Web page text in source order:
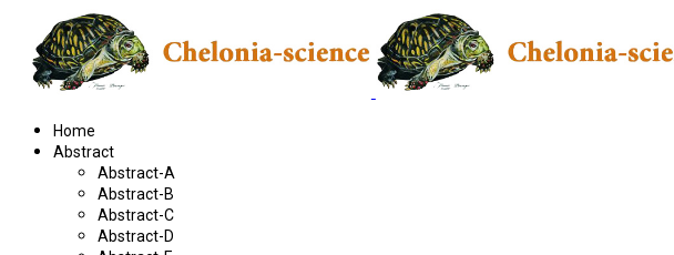
Home
Abstract
Abstract-A
Abstract-B
Abstract-C
Abstract-D